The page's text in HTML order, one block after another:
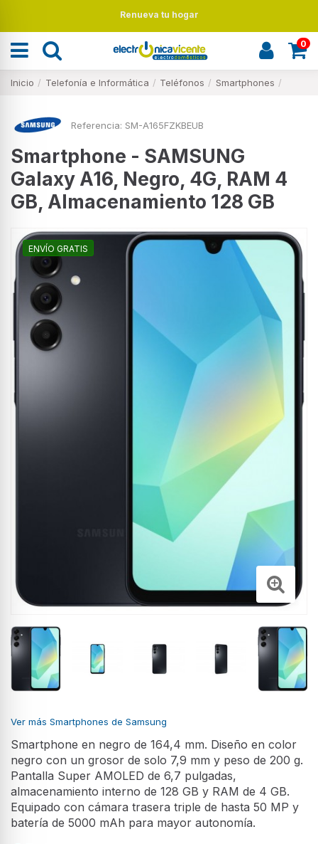
Renueva tu hogar
0
Inicio Telefonía e Informática Teléfonos Smartphones
Referencia: SM-A165FZKBEUB
Smartphone - SAMSUNG
Galaxy A16, Negro, 4G, RAM 4
GB, Almacenamiento 128 GB
ENVÍO GRATIS
Ver más Smartphones de Samsung
Smartphone en negro de 164,4 mm. Diseño en color
negro con un grosor de solo 7,9 mm y peso de 200 g.
Pantalla Super AMOLED de 6,7 pulgadas,
almacenamiento interno de 128 GB y RAM de 4 GB.
Equipado con cámara trasera triple de hasta 50 MP y
batería de 5000 mAh para mayor autonomía.